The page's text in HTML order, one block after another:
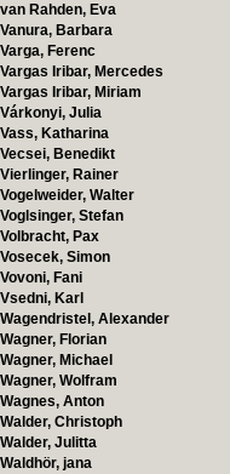
van Rahden, Eva
Vanura, Barbara
Varga, Ferenc
Vargas Iribar, Mercedes
Vargas Iribar, Miriam
Várkonyi, Julia
Vass, Katharina
Vecsei, Benedikt
Vierlinger, Rainer
Vogelweider, Walter
Voglsinger, Stefan
Volbracht, Pax
Vosecek, Simon
Vovoni, Fani
Vsedni, Karl
Wagendristel, Alexander
Wagner, Florian
Wagner, Michael
Wagner, Wolfram
Wagnes, Anton
Walder, Christoph
Walder, Julitta
Waldhör, jana